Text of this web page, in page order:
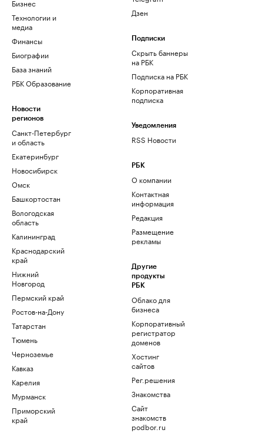
Бизнес
Технологии и
медиа
Финансы
Биографии
База знаний
РБК Образование
Новости
регионов
Санкт-Петербург
и область
Екатеринбург
Новосибирск
Омск
Башкортостан
Вологодская
область
Калининград
Краснодарский
край
Нижний
Новгород
Пермский край
Ростов-на-Дону
Татарстан
Тюмень
Черноземье
Кавказ
Карелия
Мурманск
Приморский
край
Дзен
Подписки
Скрыть баннеры
на РБК
Подписка на РБК
Корпоративная
подписка
Уведомления
RSS Новости
РБК
О компании
Контактная
информация
Редакция
Размещение
рекламы
Другие
продукты
РБК
Облако для
бизнеса
Корпоративный
регистратор
доменов
Хостинг
сайтов
Рег.решения
Знакомства
Сайт
знакомств
podbor.ru